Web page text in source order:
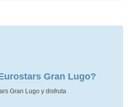
Gran Lugo?
Gran Lugo y disfruta